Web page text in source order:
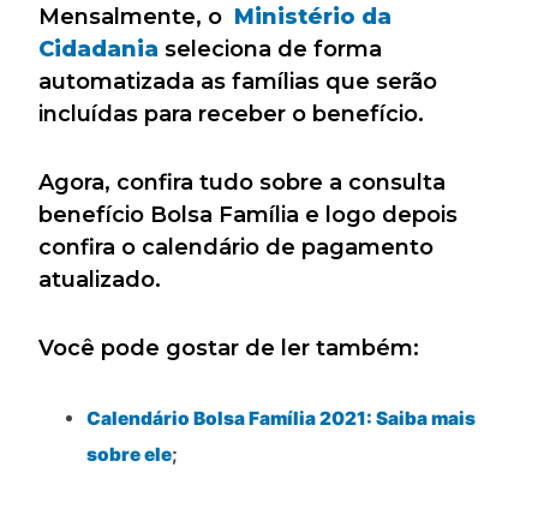
Mensalmente, o Ministério da
Cidadania seleciona de forma
automatizada as famílias que serão
incluídas para receber o benefício.
Agora, confira tudo sobre a consulta
benefício Bolsa Família e logo depois
confira o calendário de pagamento
atualizado.
Você pode gostar de ler também:
Calendário Bolsa Família 2021: Saiba mais
sobre ele;